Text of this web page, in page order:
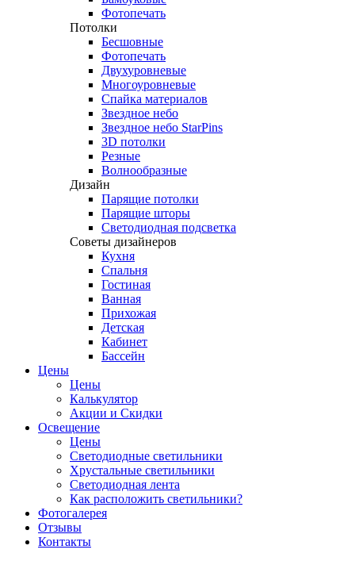
Фотопечать
Потолки
Бесшовные
Фотопечать
Двухуровневые
Многоуровневые
Спайка материалов
Звездное небо
Звездное небо StarPins
3D потолки
Резные
Волнообразные
Дизайн
Парящие потолки
Парящие шторы
Светодиодная подсветка
Советы дизайнеров
Кухня
Спальня
Гостиная
Ванная
Прихожая
Детская
Кабинет
Бассейн
Цены
Цены
Калькулятор
Акции и Скидки
Освещение
Цены
Светодиодные светильники
Хрустальные светильники
Светодиодная лента
Как расположить светильники?
Фотогалерея
Отзывы
Контакты